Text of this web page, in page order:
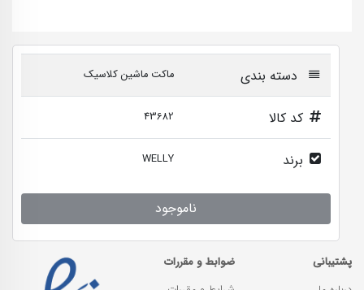
دسته بندی ماکت ماشین کلاسیک
کد کالا 43682
برند WELLY
ناموجود
پشتیبانی
ضوابط و مقررات